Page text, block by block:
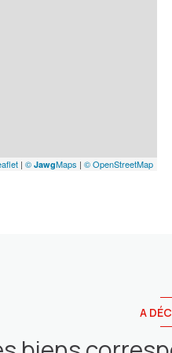
| © JawgMaps | © OpenStreetMap
A